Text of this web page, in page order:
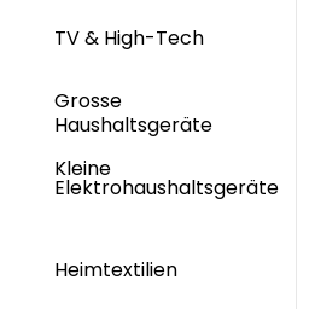
TV & High-Tech
Grosse
Haushaltsgeräte
Kleine
Elektrohaushaltsgeräte
Heimtextilien